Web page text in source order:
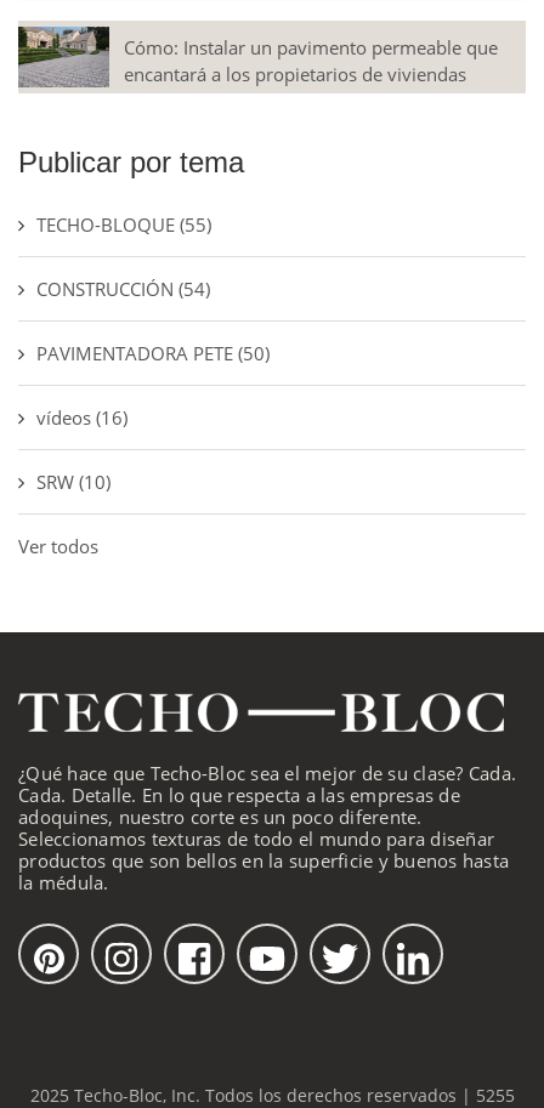
Cómo: Instalar un pavimento permeable que
encantará a los propietarios de viviendas
Publicar por tema
TECHO-BLOQUE (55)
CONSTRUCCIÓN (54)
PAVIMENTADORA PETE (50)
vídeos (16)
SRW (10)
Ver todos
¿Qué hace que Techo-Bloc sea el mejor de su clase? Cada.
Cada. Detalle. En lo que respecta a las empresas de
adoquines, nuestro corte es un poco diferente.
Seleccionamos texturas de todo el mundo para diseñar
productos que son bellos en la superficie y buenos hasta
la médula.
2025 Techo-Bloc, Inc. Todos los derechos reservados | 5255